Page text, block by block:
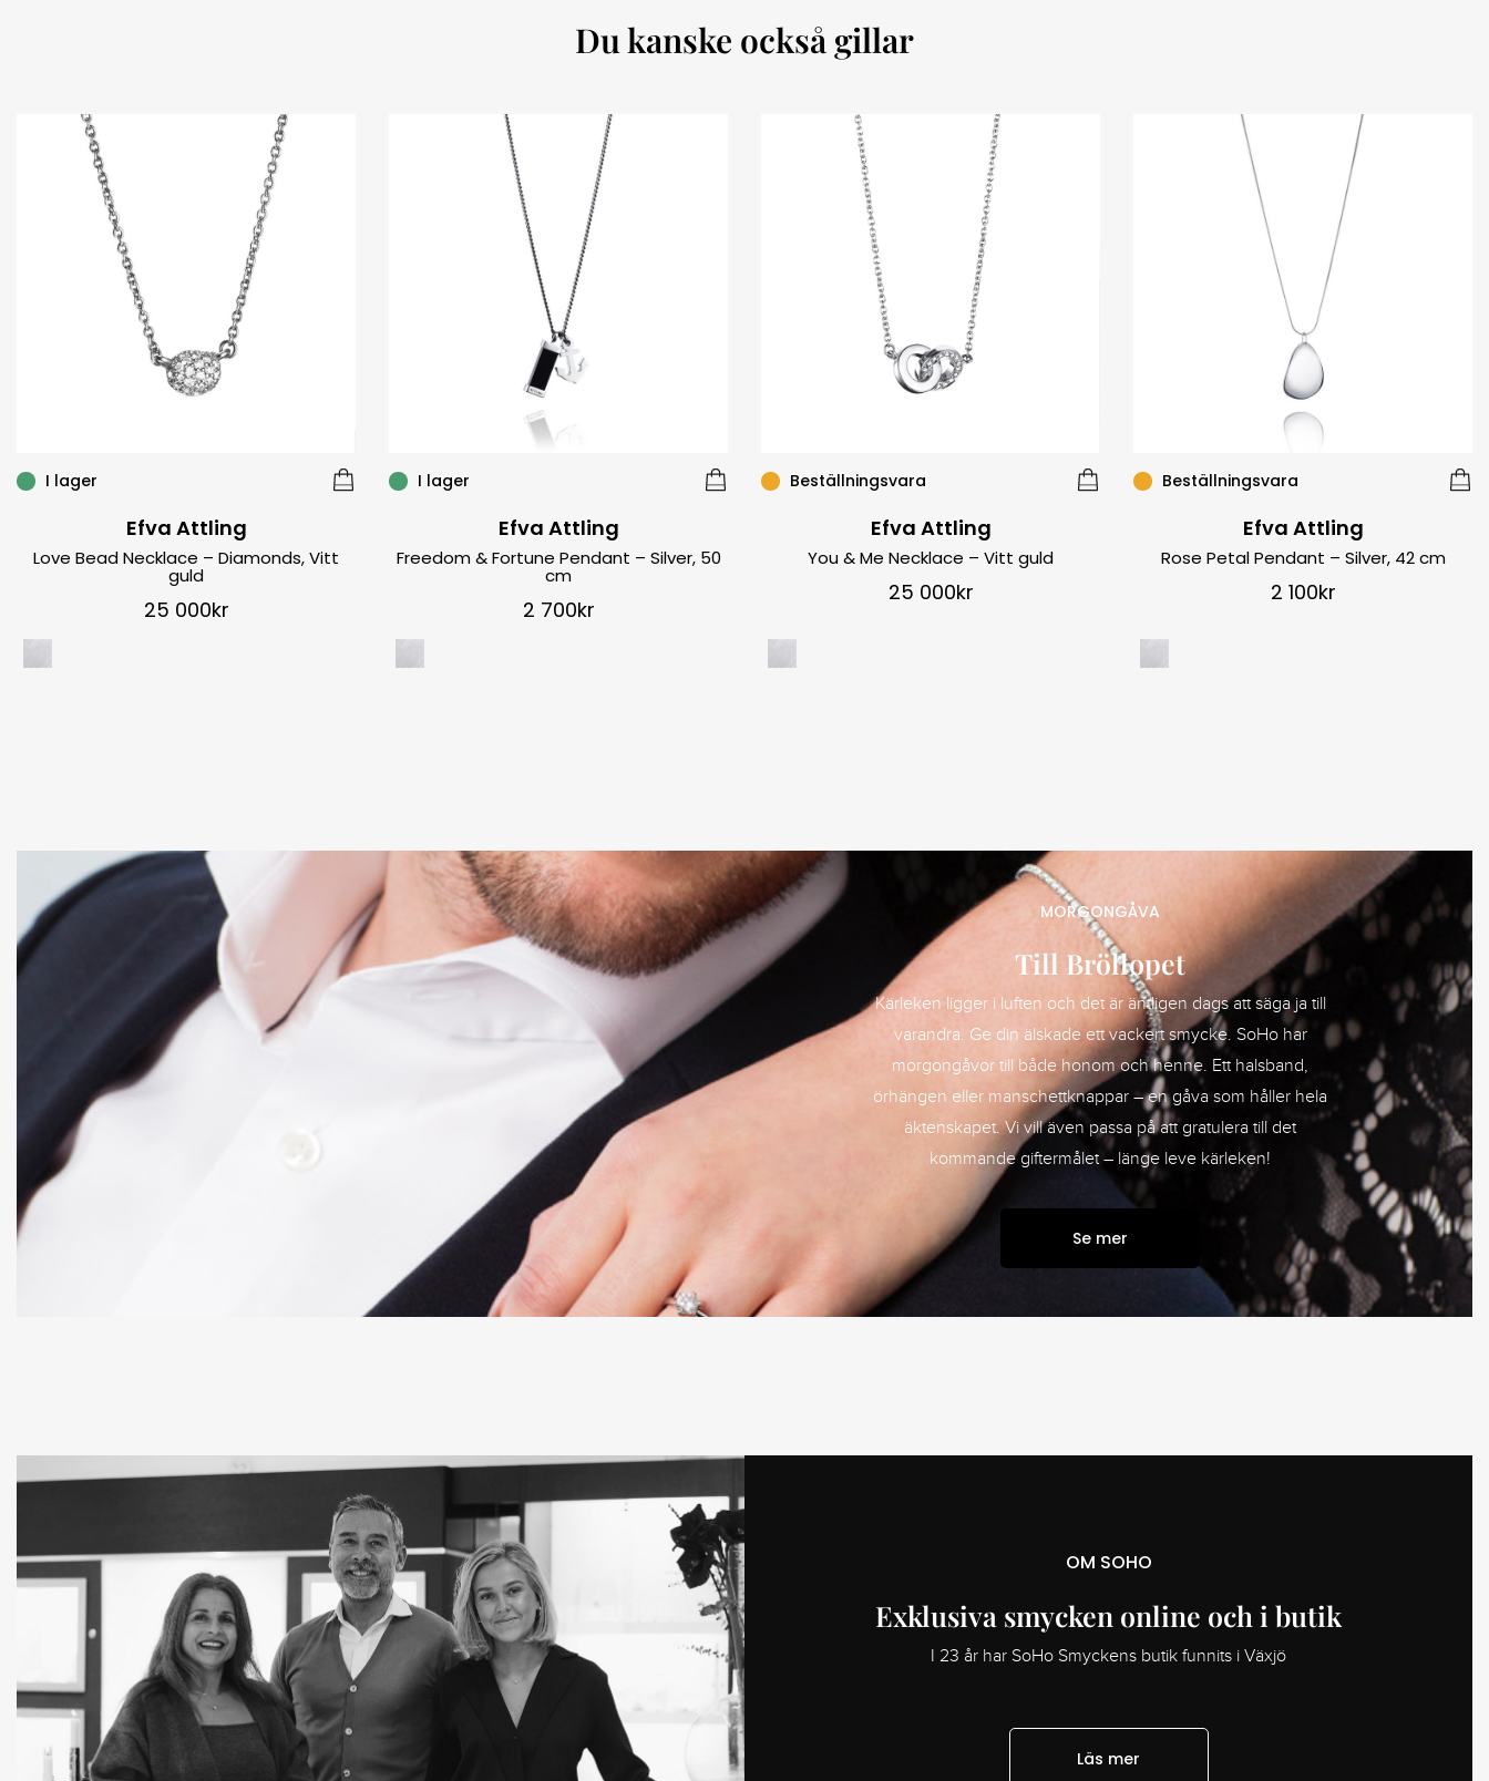
Du kanske också gillar
I lager
Efva Attling
Love Bead Necklace – Diamonds, Vitt
guld
25 000kr
I lager
Efva Attling
Freedom & Fortune Pendant – Silver, 50
cm
2 700kr
Beställningsvara
Efva Attling
You & Me Necklace – Vitt guld
25 000kr
Beställningsvara
Efva Attling
Rose Petal Pendant – Silver, 42 cm
2 100kr
MORGONGÅVA
Till Bröllopet
Kärleken ligger i luften och det är äntligen dags att säga ja till
varandra. Ge din älskade ett vackert smycke. SoHo har
morgongåvor till både honom och henne. Ett halsband,
örhängen eller manschettknappar – en gåva som håller hela
äktenskapet. Vi vill även passa på att gratulera till det
kommande giftermålet – länge leve kärleken!
Se mer
OM SOHO
Exklusiva smycken online och i butik
I 23 år har SoHo Smyckens butik funnits i Växjö
Läs mer